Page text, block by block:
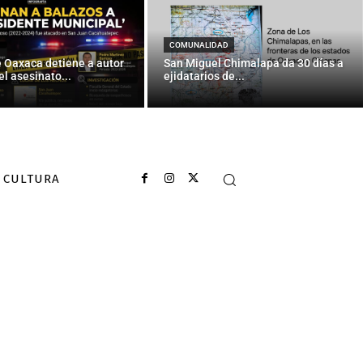
Oaxaca detiene a autor
asesinato...
COMUNALIDAD
San Miguel Chimalapa da 30 días a
ejidatarios de...
CULTURA